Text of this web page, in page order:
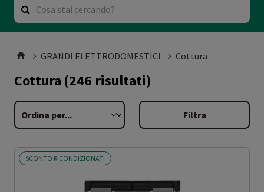
GRANDI ELETTRODOMESTICI Cottura
Cottura (246 risultati)
Filtra
SCONTO RICONDIZIONATI